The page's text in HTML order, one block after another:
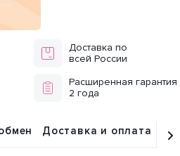
Доставка по
всей России
Расширенная гарантия
2 года
Доставка и оплата